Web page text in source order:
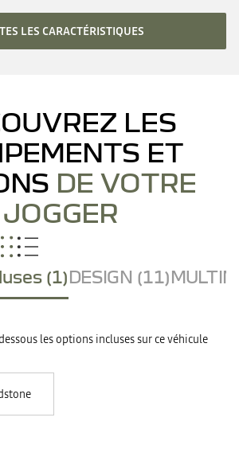
LES CARACTÉRISTIQUES
LES
ET
DE VOTRE
JOGGER
(1)DESIGN (11)
les options incluses sur ce véhicule